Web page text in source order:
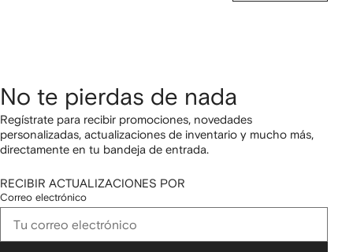
No te pierdas de nada
Regístrate para recibir promociones, novedades
personalizadas, actualizaciones de inventario y mucho más,
directamente en tu bandeja de entrada.
RECIBIR ACTUALIZACIONES POR
Correo electrónico